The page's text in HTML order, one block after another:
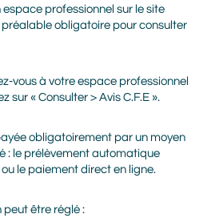
espace professionnel sur le site
préalable obligatoire pour consulter
vous à votre espace professionnel
sur « Consulter > Avis C.F.E ».
obligatoirement par un moyen
: le prélèvement automatique
le paiement direct en ligne.
peut être réglé :